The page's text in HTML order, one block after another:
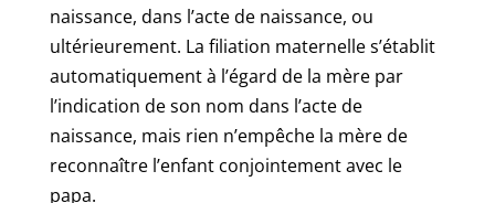
naissance, dans l’acte de naissance, ou
ultérieurement. La filiation maternelle s’établit
automatiquement à l’égard de la mère par
l’indication de son nom dans l’acte de
naissance, mais rien n’empêche la mère de
reconnaître l’enfant conjointement avec le
papa.